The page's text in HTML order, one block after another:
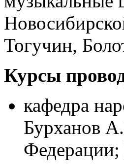
Тогучин,
Курсы
кафедра
Бурханов
Федерации;